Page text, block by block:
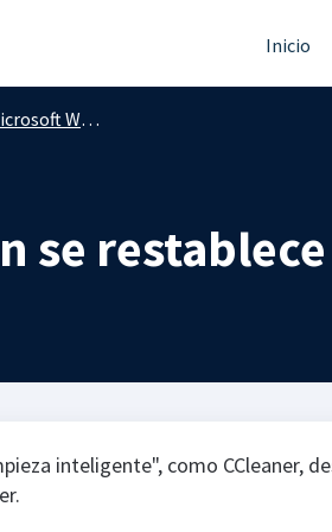
Inicio
Word
se
inteligente", como CCleaner,